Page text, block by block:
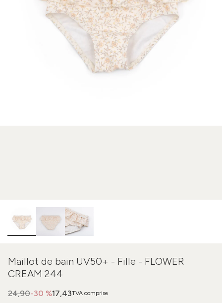
Maillot de bain UV50+ - Fille - FLOWER
CREAM 244
TVA comprise
-30 %
24,90 17,43